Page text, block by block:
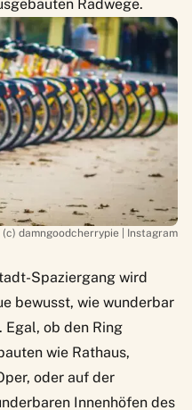
Radwege.
(c) damngoodcherrypie | Instagram
Spaziergang wird
bewusst, wie wunderbar
Egal, ob den Ring
wie Rathaus,
oder auf der
Innenhöfen des